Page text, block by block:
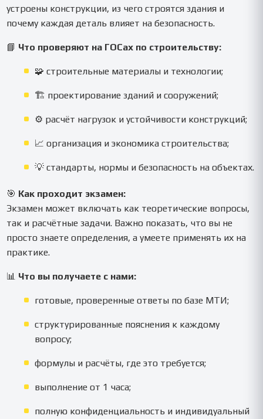
устроены конструкции, из чего строятся здания и
почему каждая деталь влияет на безопасность.
📘 Что проверяют на ГОСах по строительству:
🧩 строительные материалы и технологии;
🏗️ проектирование зданий и сооружений;
⚙️ расчёт нагрузок и устойчивости конструкций;
📈 организация и экономика строительства;
💡 стандарты, нормы и безопасность на объектах.
🎯 Как проходит экзамен:
Экзамен может включать как теоретические вопросы,
так и расчётные задачи. Важно показать, что вы не
просто знаете определения, а умеете применять их на
практике.
📊 Что вы получаете с нами:
готовые, проверенные ответы по базе МТИ;
структурированные пояснения к каждому
вопросу;
формулы и расчёты, где это требуется;
выполнение от 1 часа;
полную конфиденциальность и индивидуальный